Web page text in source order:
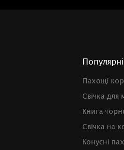
Пахощі
Свічка для
Книга
Свічка на
Конусні